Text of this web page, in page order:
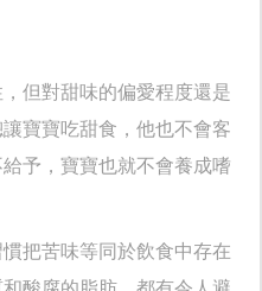
但對甜味的偏愛程度還是
寶寶吃甜食，他也不會客
予，寶寶也就不會養成嗜
把苦味等同於飲食中存在